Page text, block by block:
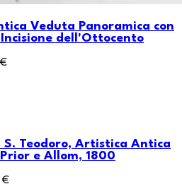
Veduta Panoramica con
dell'Ottocento
S. Teodoro, Artistica Antica
e Allom, 1800
€